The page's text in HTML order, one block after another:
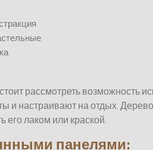
рассмотреть возможность
и настраивают на отдых.
его лаком или краской.
панелями: